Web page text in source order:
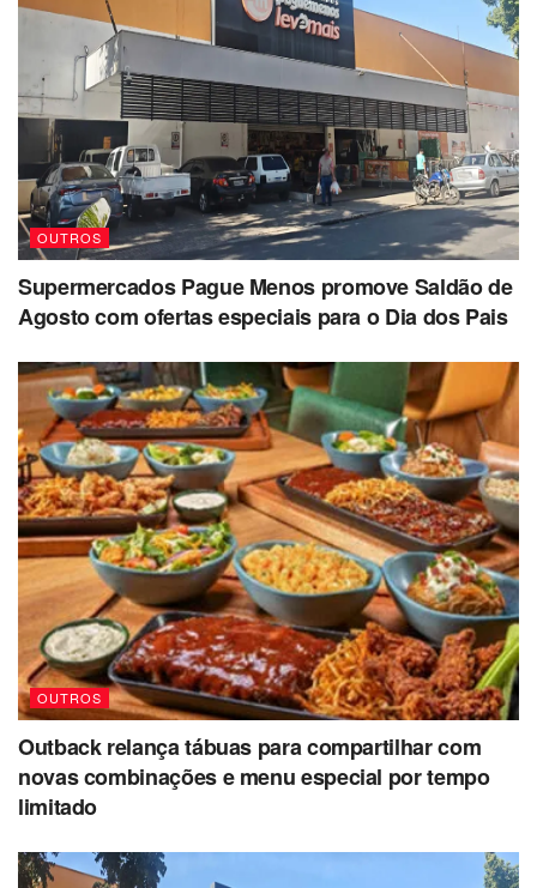
OUTROS
Supermercados Pague Menos promove Saldão de
Agosto com ofertas especiais para o Dia dos Pais
OUTROS
Outback relança tábuas para compartilhar com
novas combinações e menu especial por tempo
limitado